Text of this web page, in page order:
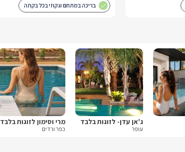
בריכה במתחם וגקוזי בכל בקתה
ג'אן עדן- לזוגות בלבד
עופר
מרי וסימון לזוגות בלבד
כפר ורדים